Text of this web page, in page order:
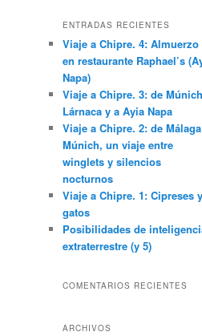
c
r
ENTRADAS RECIENTES
Viaje a Chipre. 4: Almuerzo
en restaurante Raphael’s
Napa)
Viaje a Chipre. 3: de
Lárnaca y a Ayia Napa
Viaje a Chipre. 2: de
Múnich, un viaje entre
winglets y silencios
nocturnos
Viaje a Chipre. 1: Cipreses y
gatos
Posibilidades de
extraterrestre (y 5)
COMENTARIOS RECIENTES
ARCHIVOS